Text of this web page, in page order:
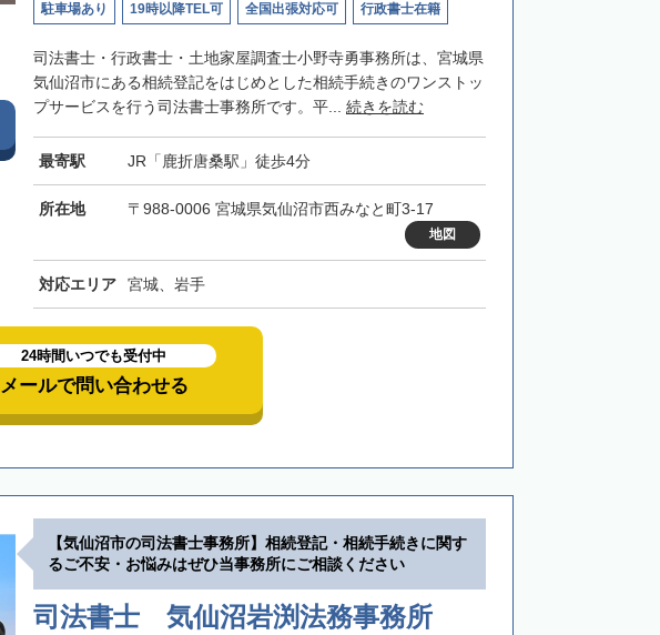
駐車場あり 19時以降TEL可 全国出張対応可 行政書士在籍
司法書士・行政書士・土地家屋調査士小野寺勇事務所は、宮城県
気仙沼市にある相続登記をはじめとした相続手続きのワンストッ
プサービスを行う司法書士事務所です。平... 続きを読む
最寄駅 JR「鹿折唐桑駅」徒歩4分
所在地 〒988-0006 宮城県気仙沼市西みなと町3-17
地図
対応エリア 宮城、岩手
24時間いつでも受付中
メールで問い合わせる
【気仙沼市の司法書士事務所】相続登記・相続手続きに関す
るご不安・お悩みはぜひ当事務所にご相談ください
司法書士 気仙沼岩渕法務事務所